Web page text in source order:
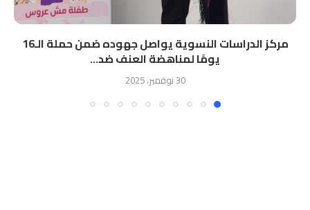
مركز الدراسات النسوية يواصل جهوده ضمن حملة الـ16
يومًا لمناهضة العنف ضد...
30 نوفمبر، 2025